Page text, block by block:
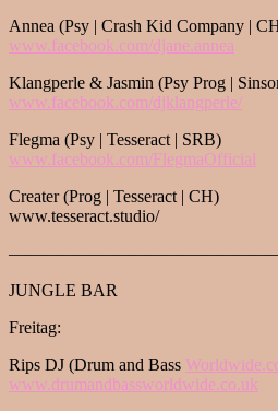
Annea (Psy | Crash Kid Company |
www.facebook.com/djane.annea
Klangperle & Jasmin (Psy Prog |
www.facebook.com/djklangperle/
Flegma (Psy | Tesseract | SRB)
www.facebook.com/ FlegmaOfficial
Creater (Prog | Tesseract | CH)
www.tesseract.studio/
JUNGLE BAR
Freitag:
Rips DJ (Drum and Bass
www.drumandbassworldwide.co.uk